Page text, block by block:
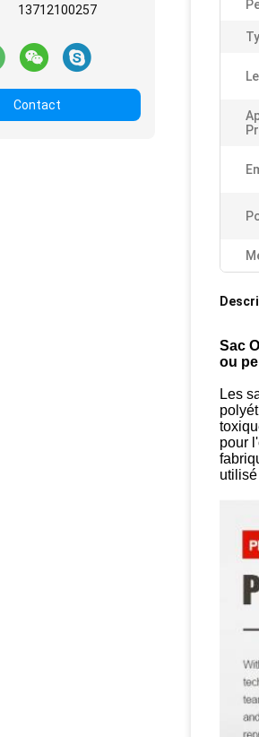
13712100257
Contact
Sac
ou
Les
pour